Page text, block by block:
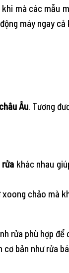
mà các
máy ngay cả
Âu . Tương
rửa khác nhau
chảo mà
rửa phù hợp
bản như rửa